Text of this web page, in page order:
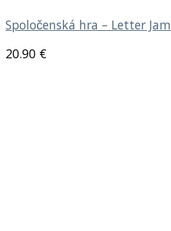
Spoločenská hra – Letter Jam
20.90 €